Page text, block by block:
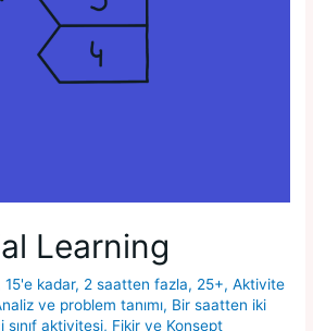
Learning
15'e kadar, 2 saatten fazla, 25+,Aktivite
ve problem tanımı, Bir saatten iki
sınıf aktivitesi, Fikir ve Konsept